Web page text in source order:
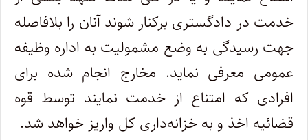
خدمت ‌در دادگستری برکنار شوند آنان را بلافاصله
جهت رسیدگی به وضع مشمولیت به اداره وظیفه
عمومی معرفی نماید. مخارج انجام شده برای
افرادی که ‌امتناع از خدمت نمایند توسط قوه
قضائیه اخذ و به خزانه‌داری کل واریز خواهد شد. ‌